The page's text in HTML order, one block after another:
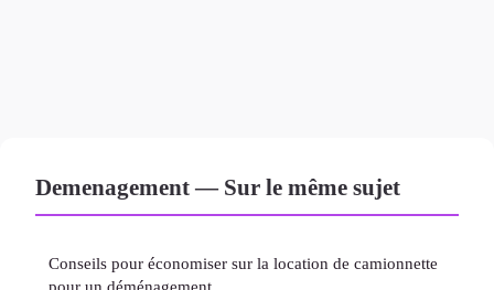
Demenagement — Sur le même sujet
Conseils pour économiser sur la location de camionnette
pour un déménagement